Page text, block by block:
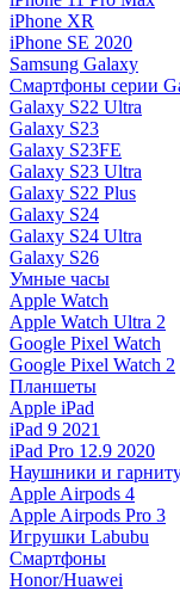
iPhone XR
iPhone SE 2020
Samsung Galaxy
Смартфоны серии
Galaxy S22 Ultra
Galaxy S23
Galaxy S23FE
Galaxy S23 Ultra
Galaxy S22 Plus
Galaxy S24
Galaxy S24 Ultra
Galaxy S26
Умные часы
Apple Watch
Apple Watch Ultra 2
Google Pixel Watch
Google Pixel Watch 2
Планшеты
Apple iPad
iPad 9 2021
iPad Pro 12.9 2020
Наушники и
Apple Airpods 4
Apple Airpods Pro 3
Игрушки Labubu
Смартфоны
Honor/Huawei